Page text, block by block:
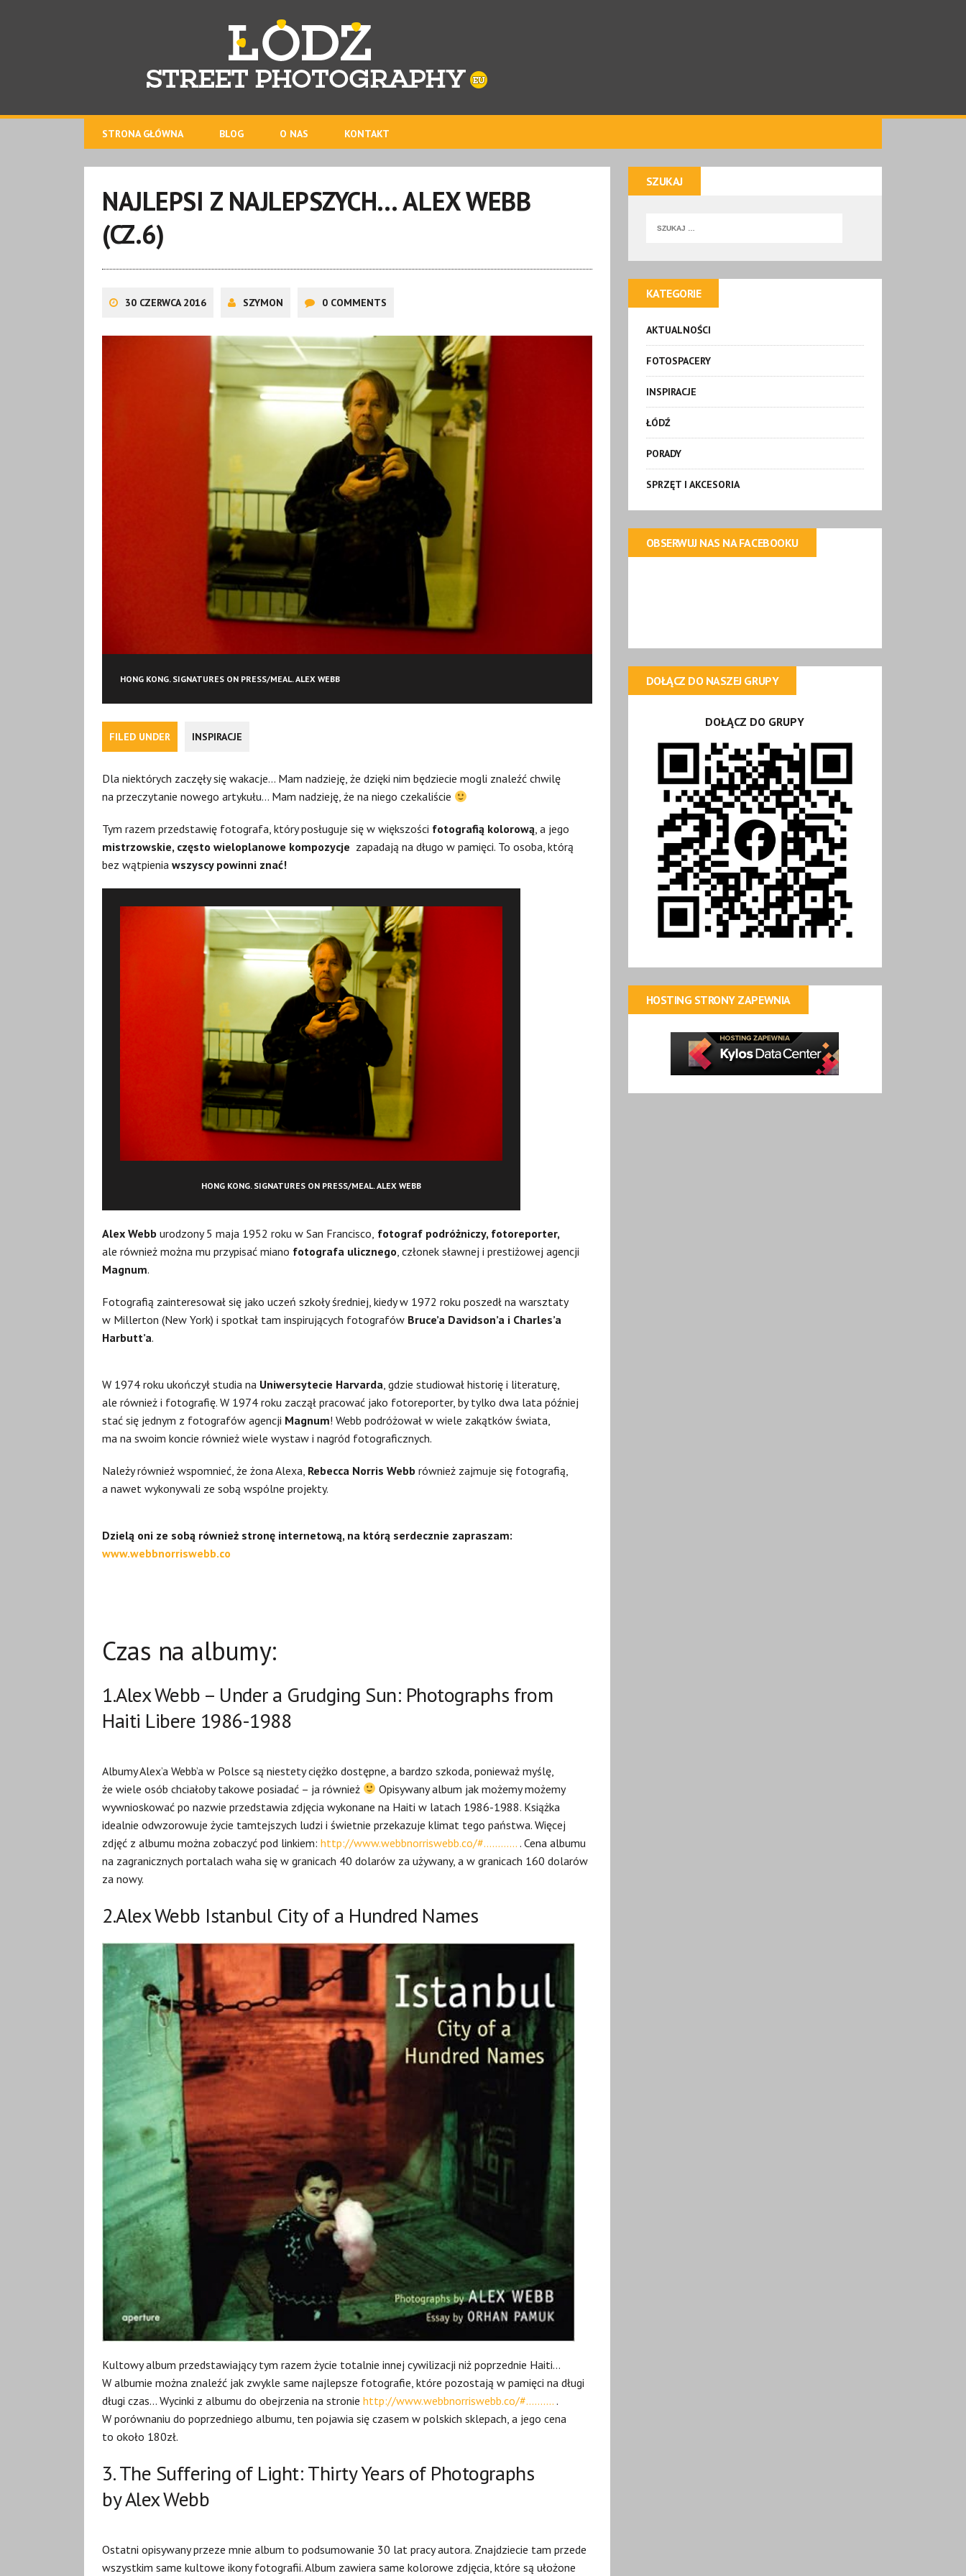
STRONA GŁÓWNA BLOG O NAS KONTAKT
NAJLEPSI Z NAJLEPSZYCH… ALEX WEBB
(CZ.6)
30 CZERWCA 2016 SZYMON 0 COMMENTS
HONG KONG. SIGNATURES ON PRESS/MEAL. ALEX WEBB
FILED UNDER INSPIRACJE
Dla niektórych zaczęły się wakacje… Mam nadzieję, że dzięki nim będziecie mogli znaleźć chwilę
na przeczytanie nowego artykułu… Mam nadzieję, że na niego czekaliście
Tym razem przedstawię fotografa, który posługuje się w większości fotografią kolorową, a jego
mistrzowskie, często wieloplanowe kompozycje zapadają na długo w pamięci. To osoba, którą
bez wątpienia wszyscy powinni znać!
HONG KONG. SIGNATURES ON PRESS/MEAL. ALEX WEBB
Alex Webb urodzony 5 maja 1952 roku w San Francisco, fotograf podróżniczy, fotoreporter,
ale również można mu przypisać miano fotografa ulicznego , członek sławnej i prestiżowej agencji
Magnum.
Fotografią zainteresował się jako uczeń szkoły średniej, kiedy w 1972 roku poszedł na warsztaty
w Millerton (New York) i spotkał tam inspirujących fotografów Bruce’a Davidson’a i Charles’a
Harbutt’a.
W 1974 roku ukończył studia na Uniwersytecie Harvarda , gdzie studiował historię i literaturę,
ale również i fotografię. W 1974 roku zaczął pracować jako fotoreporter, by tylko dwa lata później
stać się jednym z fotografów agencji Magnum! Webb podróżował w wiele zakątków świata,
ma na swoim koncie również wiele wystaw i nagród fotograficznych.
Należy również wspomnieć, że żona Alexa, Rebecca Norris Webb również zajmuje się fotografią,
a nawet wykonywali ze sobą wspólne projekty.
Dzielą oni ze sobą również stronę internetową, na którą serdecznie zapraszam:
www.webbnorriswebb.co
Czas na albumy:
1.Alex Webb – Under a Grudging Sun: Photographs from
Haiti Libere 1986-1988
Albumy Alex’a Webb’a w Polsce są niestety ciężko dostępne, a bardzo szkoda, ponieważ myślę,
że wiele osób chciałoby takowe posiadać – ja również
Opisywany album jak możemy możemy
wywnioskować po nazwie przedstawia zdjęcia wykonane na Haiti w latach 1986-1988. Książka
idealnie odwzorowuje życie tamtejszych ludzi i świetnie przekazuje klimat tego państwa. Więcej
zdjęć z albumu można zobaczyć pod linkiem: http://www.webbnorriswebb.co/#………… . Cena albumu
na zagranicznych portalach waha się w granicach 40 dolarów za używany, a w granicach 160 dolarów
za nowy.
2.Alex Webb Istanbul City of a Hundred Names
Kultowy album przedstawiający tym razem życie totalnie innej cywilizacji niż poprzednie Haiti…
W albumie można znaleźć jak zwykle same najlepsze fotografie, które pozostają w pamięci na długi
długi czas… Wycinki z albumu do obejrzenia na stronie http://www.webbnorriswebb.co/#………. .
W porównaniu do poprzedniego albumu, ten pojawia się czasem w polskich sklepach, a jego cena
to około 180zł.
3.The Suffering of Light: Thirty Years of Photographs
by Alex Webb
Ostatni opisywany przeze mnie album to podsumowanie 30 lat pracy autora. Znajdziecie tam przede
wszystkim same kultowe ikony fotografii. Album zawiera same kolorowe zdjęcia, które są ułożone
SZUKAJ
KATEGORIE
AKTUALNOŚCI
FOTOSPACERY
INSPIRACJE
ŁÓDŹ
PORADY
SPRZĘT I AKCESORIA
OBSERWUJ NAS NA FACEBOOKU
DOŁĄCZ DO NASZEJ GRUPY
DOŁĄCZ DO GRUPY
HOSTING STRONY ZAPEWNIA